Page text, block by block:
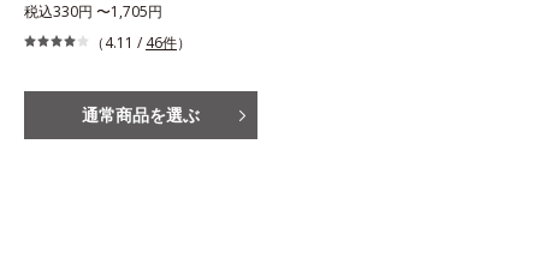
税込330円 〜1,705円
（4.11 / 46件）
通常商品を選ぶ